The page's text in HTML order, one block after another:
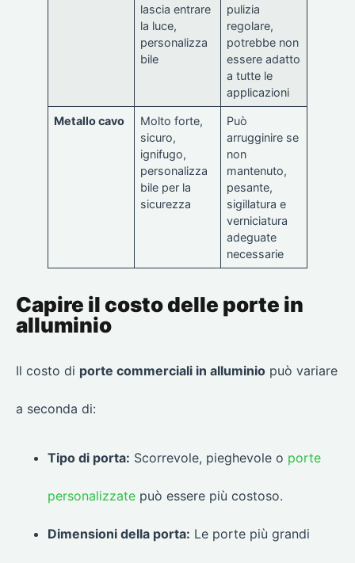
lascia entrare
la luce,
personalizza
bile
pulizia
regolare,
potrebbe non
essere adatto
a tutte le
applicazioni
Metallo cavo
Molto forte,
sicuro,
ignifugo,
personalizza
bile per la
sicurezza
Può
arrugginire se
non
mantenuto,
pesante,
sigillatura e
verniciatura
adeguate
necessarie
Capire il costo delle porte in
alluminio
Il costo di porte commerciali in alluminio può variare
a seconda di:
Tipo di porta: Scorrevole, pieghevole o porte
personalizzate può essere più costoso.
Dimensioni della porta: Le porte più grandi